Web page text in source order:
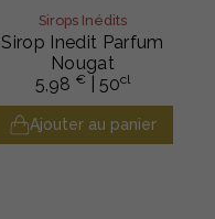
Sirops Inédits
Sirop Inedit Parfum
Nougat
5,98 € | 50cl
Ajouter au panier